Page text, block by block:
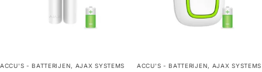
ACCU'S - BATTERIJEN, AJAX SYSTEMS ACCU'S - BATTERIJEN, AJAX SYSTEMS